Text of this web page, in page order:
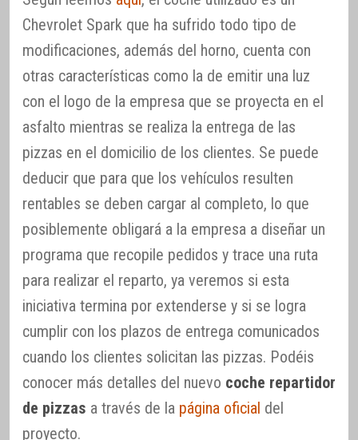
Chevrolet Spark que ha sufrido todo tipo de
modificaciones, además del horno, cuenta con
otras características como la de emitir una luz
con el logo de la empresa que se proyecta en el
asfalto mientras se realiza la entrega de las
pizzas en el domicilio de los clientes. Se puede
deducir que para que los vehículos resulten
rentables se deben cargar al completo, lo que
posiblemente obligará a la empresa a diseñar un
programa que recopile pedidos y trace una ruta
para realizar el reparto, ya veremos si esta
iniciativa termina por extenderse y si se logra
cumplir con los plazos de entrega comunicados
cuando los clientes solicitan las pizzas. Podéis
conocer más detalles del nuevo coche repartidor
de pizzas a través de la página oficial del
proyecto.